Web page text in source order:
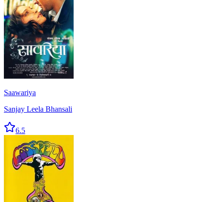
Saawariya
Sanjay Leela Bhansali
6.5